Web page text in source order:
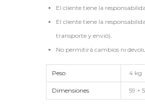
El cliente tiene la
El cliente tiene la
transporte y envió).
No permitirá cambios ni
Peso 4 kg
Dimensiones 59 ×